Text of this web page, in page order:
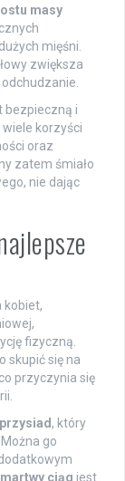
masy
mięśni.
zwiększa
bezpieczną i
korzyści
oraz
zatem śmiało
nie dając
kobiet,
fizyczną.
skupić się na
przyczynia się
przysiad , który
go
martwy ciąg jest